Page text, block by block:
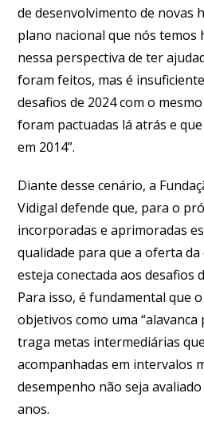
de desenvolvimento de novas
plano nacional que nós temos
nessa perspectiva de ter
foram feitos, mas é
desafios de 2024 com o
foram pactuadas lá atrás e
em 2014”.
Diante desse cenário, a
Vidigal defende que, para o
incorporadas e aprimoradas
qualidade para que a oferta
esteja conectada aos desafios
Para isso, é fundamental que
objetivos como uma “alavanca
traga metas intermediárias
acompanhadas em intervalos
desempenho não seja
anos.